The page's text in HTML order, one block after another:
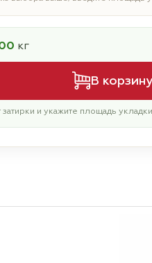
кг
В корзину
и укажите площадь